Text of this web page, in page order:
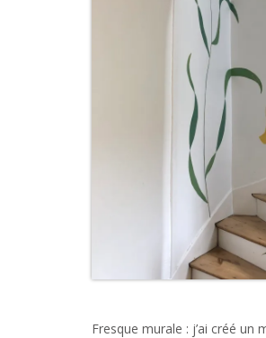
Fresque murale : j’ai créé un